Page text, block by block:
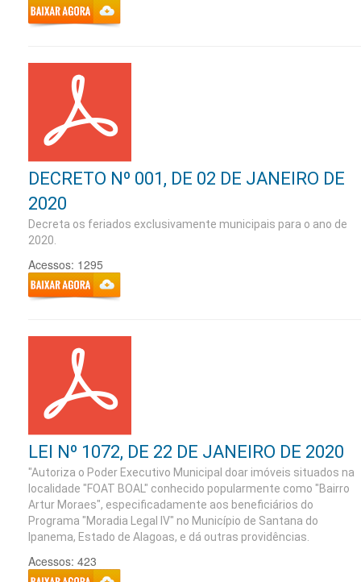
DECRETO Nº 001, DE 02 DE JANEIRO DE
2020
Decreta os feriados exclusivamente municipais para o ano de
2020.
Acessos: 1295
LEI Nº 1072, DE 22 DE JANEIRO DE 2020
"Autoriza o Poder Executivo Municipal doar imóveis situados na
localidade "FOAT BOAL" conhecido popularmente como "Bairro
Artur Moraes", especificadamente aos beneficiários do
Programa "Moradia Legal IV" no Município de Santana do
Ipanema, Estado de Alagoas, e dá outras providências.
Acessos: 423